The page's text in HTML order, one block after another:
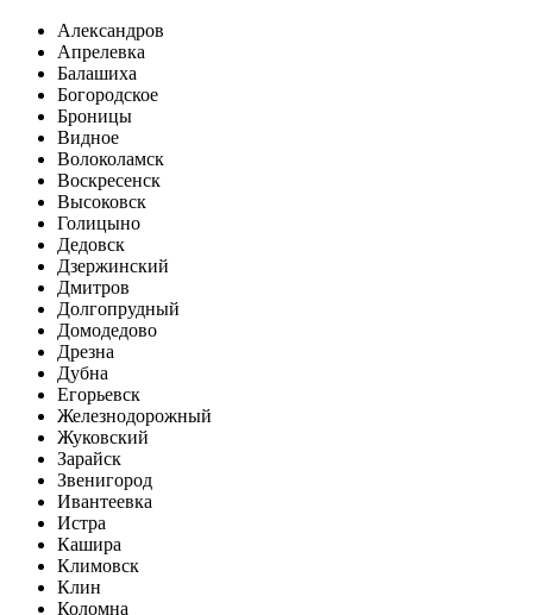
Александров
Апрелевка
Балашиха
Богородское
Броницы
Видное
Волоколамск
Воскресенск
Высоковск
Голицыно
Дедовск
Дзержинский
Дмитров
Долгопрудный
Домодедово
Дрезна
Дубна
Егорьевск
Железнодорожный
Жуковский
Зарайск
Звенигород
Ивантеевка
Истра
Кашира
Климовск
Клин
Коломна